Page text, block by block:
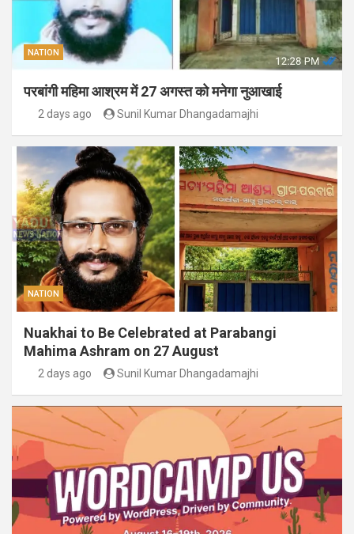
NATION
परबांगी महिमा आश्रम में 27 अगस्त को मनेगा नुआखाई
2 days ago Sunil Kumar Dhangadamajhi
NATION
Nuakhai to Be Celebrated at Parabangi
Mahima Ashram on 27 August
2 days ago Sunil Kumar Dhangadamajhi